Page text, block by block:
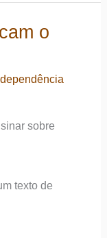
o
sobre
texto de